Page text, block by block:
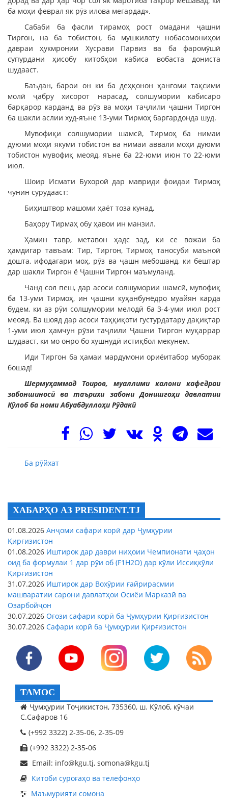
ба моҳи феврал як рӯз илова мегардад».
Сабаби ба фасли тирамоҳ рост омадани ҷашни
Тиргон, на ба тобистон, ба мушкилоту нобасомониҳои
давраи ҳукмронии Хусрави Парвиз ва ба фаромӯшӣ
супурдани ҳисобу китобҳои кабиса вобаста дониста
шудааст.
Баъдан, барои он ки ба деҳқонон ҳангоми тақсими
молӣ ҷабру хисорот нарасад, солшумории кабисаро
барқарор карданд ва рӯз ва моҳи таҷлили ҷашни Тиргон
ба шакли аслии худ-яъне 13-уми Тирмоҳ баргардонда шуд.
Мувофиқи солшумории шамсӣ, Тирмоҳ ба нимаи
дуюми моҳи якуми тобистон ва нимаи аввали моҳи дуюми
тобистон мувофиқ меояд, яъне ба 22-юми июн то 22-юми
июл.
Шоир Исмати Бухороӣ дар мавриди фоидаи Тирмоҳ
чунин сурудааст:
Биҳиштвор машоми ҳаёт тоза кунад,
Баҳору Тирмаҳ обу ҳавои ин манзил.
Ҳамин тавр, метавон ҳадс зад, ки се вожаи ба
ҳамдигар тавъам: Тир, Тиргон, Тирмоҳ таносуби маъноӣ
дошта, ифодагари моҳ, рӯз ва ҷашн мебошанд, ки бештар
дар шакли Тиргон ё Ҷашни Тиргон маъмуланд.
Чанд сол пеш, дар асоси солшумории шамсӣ, мувофиқ
ба 13-уми Тирмоҳ, ин ҷашни куҳанбунёдро муайян карда
будем, ки аз рӯи солшумории мелодӣ ба 3-4-уми июл рост
меояд. Ва шояд дар асоси таҳқиқоти густурдатару дақиқтар
1-уми июл ҳамчун рӯзи таҷлили Ҷашни Тиргон муқаррар
шудааст, ки мо онро бо хушнудӣ истиқбол мекунем.
Иди Тиргон ба ҳамаи мардумони ориёитабор муборак
бошад!
Шермуҳаммад Тоиров, муаллими калони кафедраи
забоншиносӣ ва таърихи забони Донишгоҳи давлатии
Кӯлоб ба номи Абуабдуллоҳи Рӯдакӣ
Ба рӯйхат
ХАБАРҲО АЗ PRESIDENT.TJ
01.08.2026 Анҷоми сафари корӣ дар Ҷумҳурии
Қирғизистон
01.08.2026 Иштирок дар даври ниҳоии Чемпионати ҷаҳон
оид ба формулаи 1 дар рӯи об (F1H2O) дар кӯли Иссиқкӯли
Қирғизистон
31.07.2026 Иштирок дар Вохӯрии ғайрирасмии
машваратии сарони давлатҳои Осиёи Марказӣ ва
Озарбойҷон
30.07.2026 Оғози сафари корӣ ба Ҷумҳурии Қирғизистон
30.07.2026 Сафари корӣ ба Ҷумҳурии Қирғизистон
ТАМОС
Ҷумҳурии Тоҷикистон, 735360, ш. Кӯлоб, кӯчаи
С.Сафаров 16
(+992 3322) 2-35-06, 2-35-09
(+992 3322) 2-35-06
Email: info@kgu.tj, somona@kgu.tj
Китоби суроғаҳо ва телефонҳо
Маъмурияти сомона